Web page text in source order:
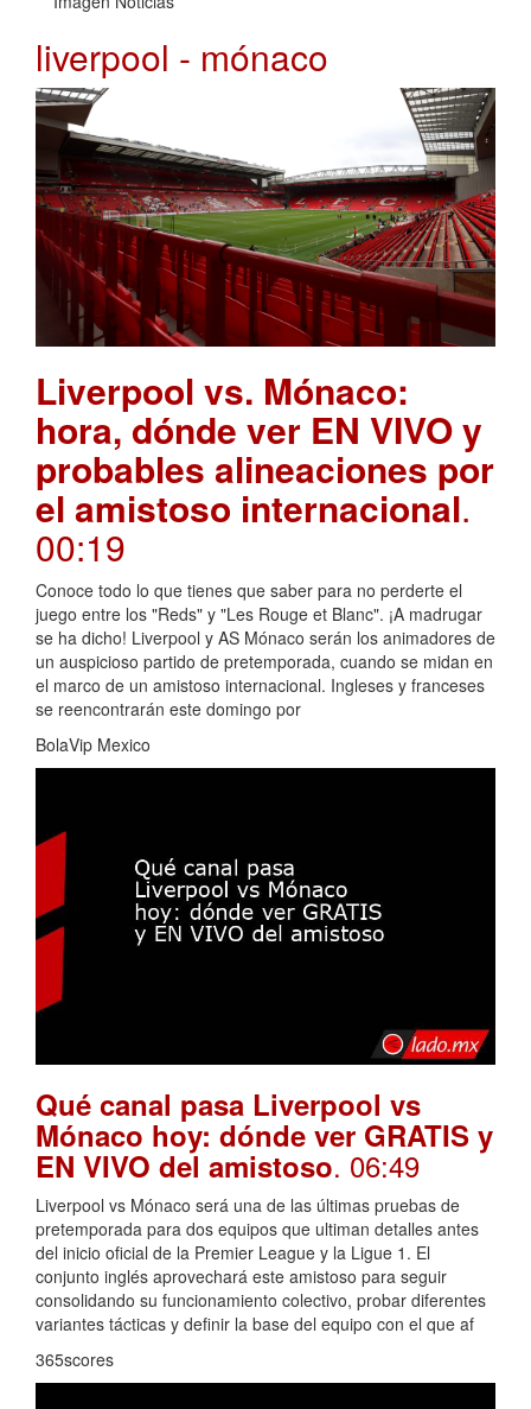
liverpool - mónaco
Liverpool vs. Mónaco:
hora, dónde ver EN VIVO y
probables alineaciones por
el amistoso internacional.
00:19
Conoce todo lo que tienes que saber para no perderte el
juego entre los "Reds" y "Les Rouge et Blanc". ¡A madrugar
se ha dicho! Liverpool y AS Mónaco serán los animadores de
un auspicioso partido de pretemporada, cuando se midan en
el marco de un amistoso internacional. Ingleses y franceses
se reencontrarán este domingo por
BolaVip Mexico
Qué canal pasa Liverpool vs
Mónaco hoy: dónde ver GRATIS y
EN VIVO del amistoso. 06:49
Liverpool vs Mónaco será una de las últimas pruebas de
pretemporada para dos equipos que ultiman detalles antes
del inicio oficial de la Premier League y la Ligue 1. El
conjunto inglés aprovechará este amistoso para seguir
consolidando su funcionamiento colectivo, probar diferentes
variantes tácticas y definir la base del equipo con el que af
365scores